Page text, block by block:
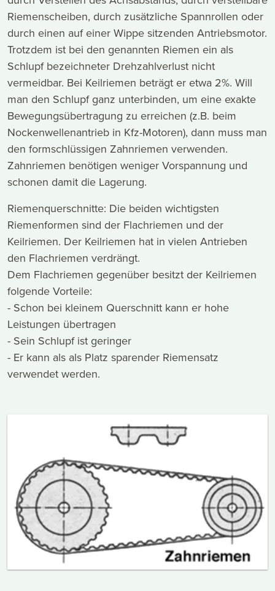
Riemenscheiben, durch zusätzliche Spannrollen oder
durch einen auf einer Wippe sitzenden Antriebsmotor.
Trotzdem ist bei den genannten Riemen ein als
Schlupf bezeichneter Drehzahlverlust nicht
vermeidbar. Bei Keilriemen beträgt er etwa 2%. Will
man den Schlupf ganz unterbinden, um eine exakte
Bewegungsübertragung zu erreichen (z.B. beim
Nockenwellenantrieb in Kfz-Motoren), dann muss man
den formschlüssigen Zahnriemen verwenden.
Zahnriemen benötigen weniger Vorspannung und
schonen damit die Lagerung.
Riemenquerschnitte: Die beiden wichtigsten
Riemenformen sind der Flachriemen und der
Keilriemen. Der Keilriemen hat in vielen Antrieben
den Flachriemen verdrängt.
Dem Flachriemen gegenüber besitzt der Keilriemen
folgende Vorteile:
- Schon bei kleinem Querschnitt kann er hohe
Leistungen übertragen
- Sein Schlupf ist geringer
- Er kann als als Platz sparender Riemensatz
verwendet werden.